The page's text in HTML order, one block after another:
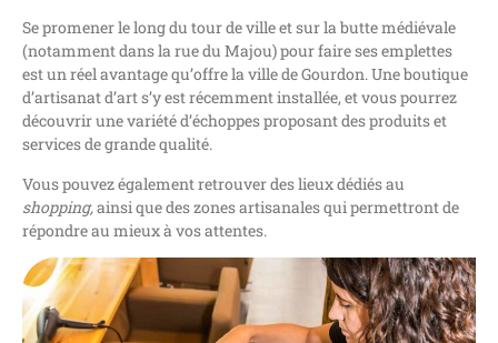
Se promener le long du tour de ville et sur la butte médiévale
(notamment dans la rue du Majou) pour faire ses emplettes
est un réel avantage qu’offre la ville de Gourdon. Une boutique
d’artisanat d’art s’y est récemment installée, et vous pourrez
découvrir une variété d’échoppes proposant des produits et
services de grande qualité.
Vous pouvez également retrouver des lieux dédiés au
shopping,ainsi quedes zones artisanales qui permettront de
répondre au mieux à vos attentes.